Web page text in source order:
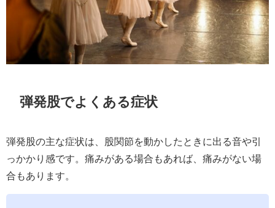
弾発股でよくある症状
弾発股の主な症状は、股関節を動かしたときに出る音や引
っかかり感です。痛みがある場合もあれば、痛みがない場
合もあります。